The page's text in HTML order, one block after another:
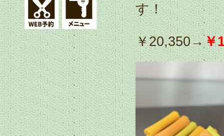
す！
￥20,350→￥